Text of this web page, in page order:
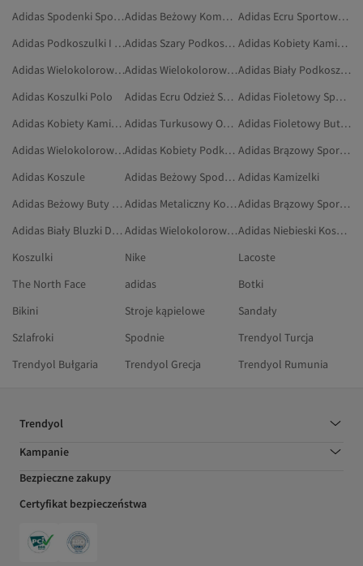
Adidas Spodenki Sportowe
Adidas Beżowy Kombinezony I Ogrodniczki
Adidas Ecru Sportowe Spodnie Dresowe
Adidas Podkoszulki I Body
Adidas Szary Podkoszulki I Body
Adidas Kobiety Kamizelki
Adidas Wielokolorowy Podkoszulki I Body
Adidas Wielokolorowy Podkoszulek
Adidas Biały Podkoszulki I Body
Adidas Koszulki Polo
Adidas Ecru Odzież Sportowa
Adidas Fioletowy Spodnie Dresowe
Adidas Kobiety Kamizelki Sportowe
Adidas Turkusowy Odzież Sportowa
Adidas Fioletowy Buty Sportowe
Adidas Wielokolorowy Biustonosze Sportowe
Adidas Kobiety Podkoszulki I Body
Adidas Brązowy Sportowe Spodnie Dresowe
Adidas Koszule
Adidas Beżowy Spodenki Capri I Bermudy Adidas Kamizelki
Adidas Beżowy Buty Do Koszykówki
Adidas Metaliczny Koszulki Sportowe
Adidas Brązowy Sport I Turystyka
Adidas Biały Bluzki Damskie
Adidas Wielokolorowy Torebki Na Ramię
Adidas Niebieski Koszulki Piłkarskie
Koszulki
Nike
Lacoste
The North Face
adidas
Botki
Bikini
Stroje kąpielowe
Sandały
Szlafroki
Spodnie
Trendyol Turcja
Trendyol Bułgaria
Trendyol Grecja Trendyol Rumunia
Trendyol
Kampanie
Bezpieczne zakupy
Certyfikat bezpieczeństwa